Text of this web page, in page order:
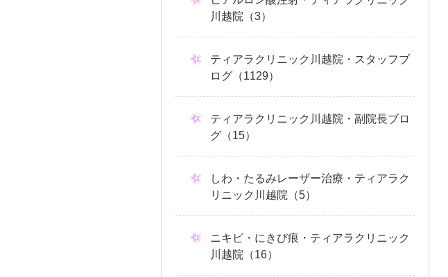
川越院（3）
ティアラクリニック川越院・スタッフブ
ログ（1129）
ティアラクリニック川越院・副院長ブロ
グ（15）
しわ・たるみレーザー治療・ティアラク
リニック川越院（5）
ニキビ・にきび痕・ティアラクリニック
川越院（16）